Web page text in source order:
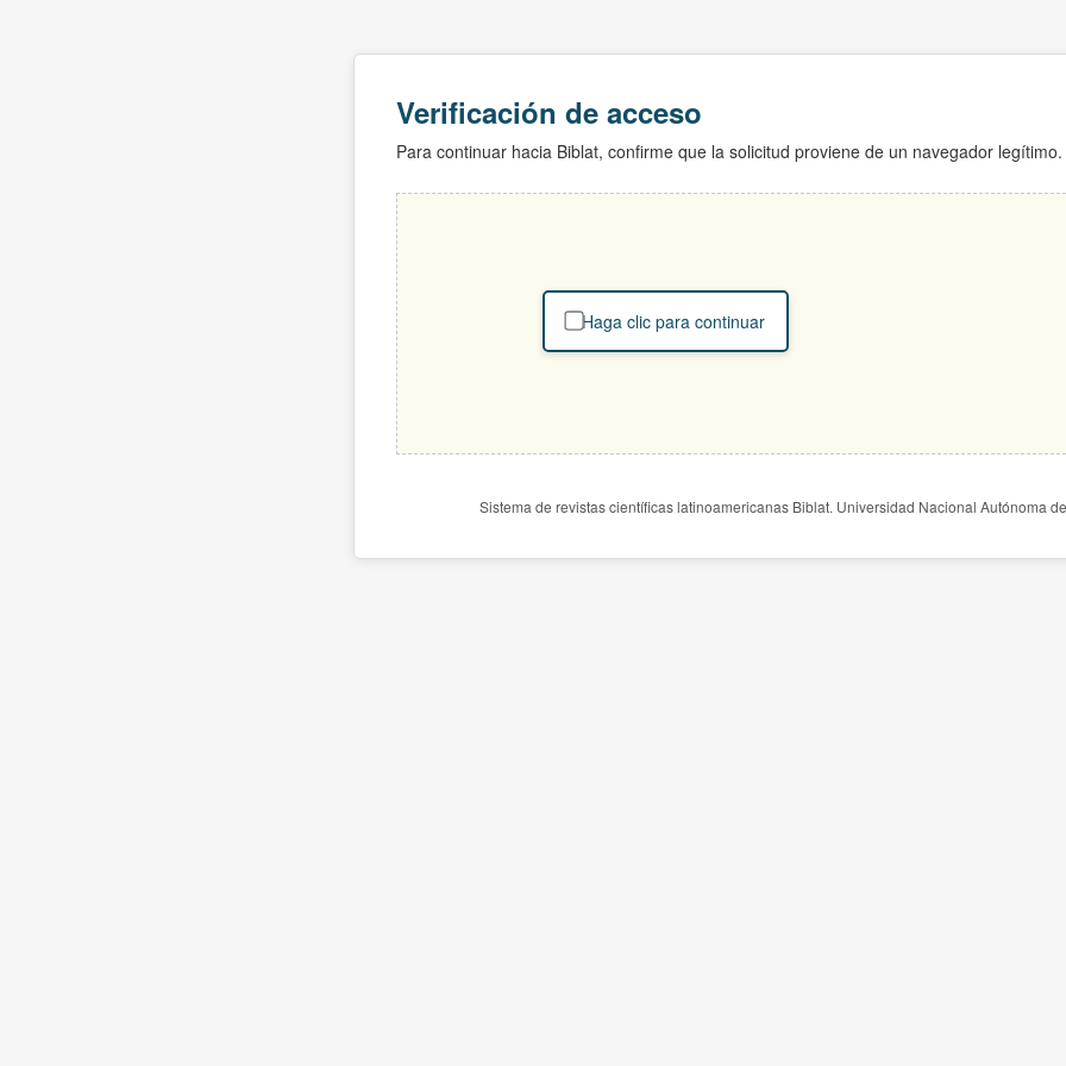
Verificación de acceso
Para continuar hacia Biblat, confirme que la solicitud proviene de un navegador legítimo.
Haga clic para continuar
Sistema de revistas científicas latinoamericanas Biblat. Universidad Nacional Autónoma